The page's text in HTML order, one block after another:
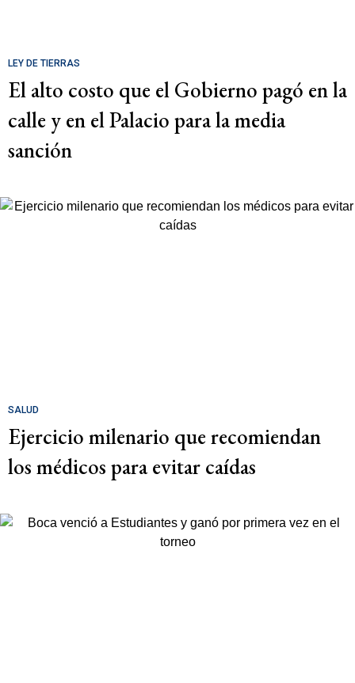
LEY DE TIERRAS
El alto costo que el Gobierno pagó en la
calle y en el Palacio para la media
sanción
SALUD
Ejercicio milenario que recomiendan
los médicos para evitar caídas